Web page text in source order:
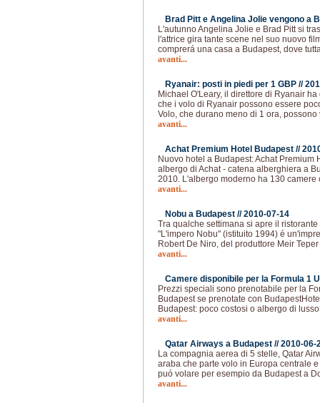
Brad Pitt e Angelina Jolie vengono a
L'autunno Angelina Jolie e Brad Pitt si
l'attrice gira tante scene nel suo nuovo
comprerá una casa a Budapest, dove
avanti...
Ryanair: posti in piedi per 1 GBP //
Michael O'Leary, il direttore di Ryanair
che i volo di Ryanair possono essere
Volo, che durano meno di 1 ora,
avanti...
Achat Premium Hotel Budapest //
Nuovo hotel a Budapest: Achat Premium
albergo di Achat - catena alberghiera a
2010. L'albergo moderno ha 130 camere
avanti...
Nobu a Budapest //2010-07-14
Tra qualche settimana si apre il
"L'impero Nobu" (istituito 1994) é
Robert De Niro, del produttore Meir
avanti...
Camere disponibile per la Formula 1
Prezzi speciali sono prenotabile per la
Budapest se prenotate con
Budapest: poco costosi o albergo di
avanti...
Qatar Airways a Budapest //2010-06-
La compagnia aerea di 5 stelle, Qatar
araba che parte volo in Europa centrale
puó volare per esempio da Budapest a
avanti...